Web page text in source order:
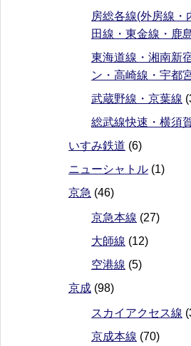
房総各線(外房線・
田線・東金線・鹿
東海道線・湘南新
ン・高崎線・宇都
武蔵野線・京葉線
総武線快速・横須
いすみ鉄道 (6)
ニューシャトル (1)
京急 (46)
京急本線 (27)
大師線 (12)
空港線 (5)
京成 (98)
スカイアクセス線
京成本線 (70)